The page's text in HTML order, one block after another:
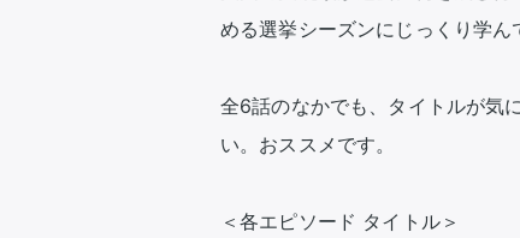
める選挙シーズンにじっくり学
全6話のなかでも、タイトルが気
い。おススメです。
＜各エピソード タイトル＞